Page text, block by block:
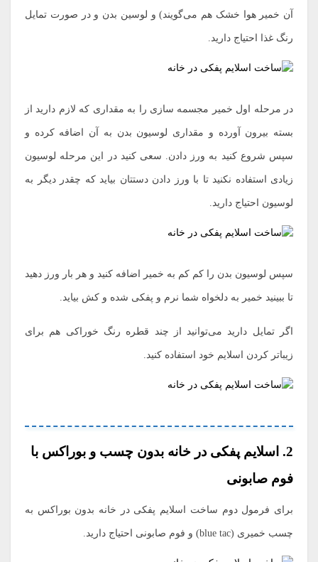
آن خمیر هوا خشک هم می‌گویند) و لوسین بدن و در صورت تمایل
رنگ غذا احتیاج دارید.
در مرحله اول خمیر مجسمه سازی را به مقداری که لازم دارید از
بسته بیرون آورده و مقداری لوسیون بدن به آن اضافه کرده و
سپس شروع کنید به ورز دادن. سعی کنید در این مرحله لوسیون
زیادی استفاده نکنید تا با ورز دادن دستتان بیاید که چقدر دیگر به
لوسیون احتیاج دارید.
سپس لوسیون بدن را کم کم به خمیر اضافه کنید و هر بار ورز دهید
تا ببینید خمیر به دلخواه شما نرم و پفکی شده و کش بیاید.
اگر تمایل دارید می‌توانید از چند قطره رنگ خوراکی هم برای
زیباتر کردن اسلایم خود استفاده کنید.
2. اسلایم پفکی در خانه بدون چسب و بوراکس با
فوم صابونی
برای فرمول دوم ساخت اسلایم پفکی در خانه بدون بوراکس به
چسب خمیری (blue tac) و فوم صابونی احتیاج دارید.